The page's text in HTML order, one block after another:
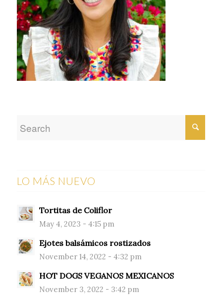
LO MÁS NUEVO
Tortitas de Coliflor
May 4, 2023 - 4:15 pm
Ejotes balsámicos rostizados
November 14, 2022 - 4:32 pm
HOT DOGS VEGANOS MEXICANOS
November 3, 2022 - 3:42 pm